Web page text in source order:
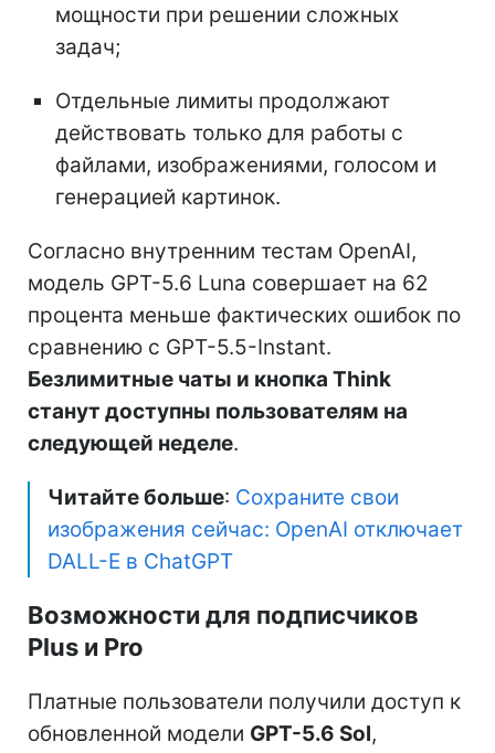
мощности при решении сложных
задач;
Отдельные лимиты продолжают
действовать только для работы с
файлами, изображениями, голосом и
генерацией картинок.
Согласно внутренним тестам OpenAI,
модель GPT-5.6 Luna совершает на 62
процента меньше фактических ошибок по
сравнению с GPT-5.5-Instant.
Безлимитные чаты и кнопка Think
станут доступны пользователям на
следующей неделе.
Читайте больше: Сохраните свои
изображения сейчас: OpenAI отключает
DALL-E в ChatGPT
Возможности для подписчиков
Plus и Pro
Платные пользователи получили доступ к
обновленной модели GPT-5.6 Sol,